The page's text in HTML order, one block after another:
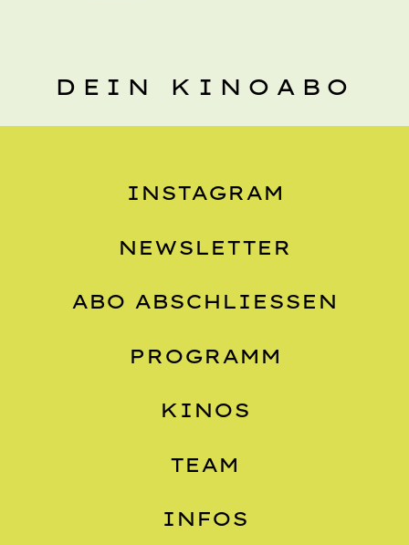
DEIN KINOABO
INSTAGRAM
NEWSLETTER
ABO ABSCHLIESSEN
PROGRAMM
KINOS
TEAM
INFOS